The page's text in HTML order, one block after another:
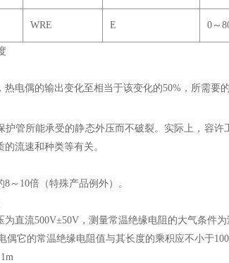
WRE E 0 ～
热电偶的输出变化至相当于该变化的50%，所需要
护管所能承受的静态外压而不破裂。实际上，容
流速和种类等有关。
～10倍（特殊产品例外）。
）
直流500V±50V，测量常温绝缘电阻的大气条件为
偶它的常温绝缘电阻值与其长度的乘积应不小于100.